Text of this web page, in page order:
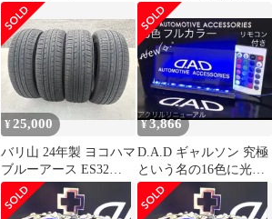
165/55r15 4本
ピアノブラック 新型
ハスラー
¥25,000
バリ山 24年製 ヨコハマ
ブルーアース ES32
165/55r15 4本
¥3,866
D.A.D ギャルソン 究極
という名の16色に光る
フルカラー 遠隔操作リ
モコン付